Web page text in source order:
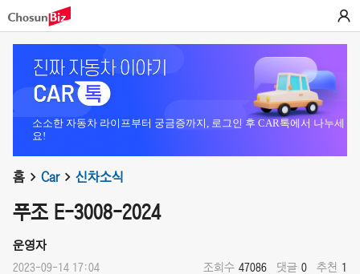
소소한 자동차 라이프부터 궁금증까지, 로그인 후 CAR톡에서 나누세
요!
홈 Car 신차소식
푸조 E-3008-2024
운영자
2023-09-14 17:04 조회수 47086 댓글 0 추천 1